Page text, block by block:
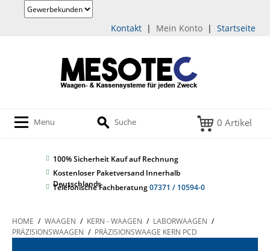
Startseite
|
Mein Konto
|
Kontakt
Menu Suche 0 Artikel
100% Sicherheit Kauf auf Rechnung
Kostenloser Paketversand Innerhalb
Deutschlands
Telefonische Fachberatung07371 / 10594-0
HOME / WAAGEN / KERN - WAAGEN / LABORWAAGEN /
PRÄZISIONSWAAGEN / PRÄZISIONSWAAGE KERN PCD